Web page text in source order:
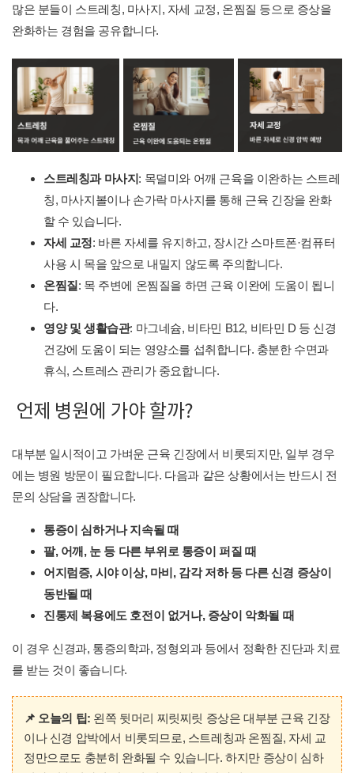
많은 분들이 스트레칭, 마사지, 자세 교정, 온찜질 등으로 증상을
완화하는 경험을 공유합니다.
스트레칭과 마사지: 목덜미와 어깨 근육을 이완하는 스트레
칭, 마사지볼이나 손가락 마사지를 통해 근육 긴장을 완화
할 수 있습니다.
자세 교정: 바른 자세를 유지하고, 장시간 스마트폰·컴퓨터
사용 시 목을 앞으로 내밀지 않도록 주의합니다.
온찜질: 목 주변에 온찜질을 하면 근육 이완에 도움이 됩니
다.
영양 및 생활습관: 마그네슘, 비타민 B12, 비타민 D 등 신경
건강에 도움이 되는 영양소를 섭취합니다. 충분한 수면과
휴식, 스트레스 관리가 중요합니다.
언제 병원에 가야 할까?
대부분 일시적이고 가벼운 근육 긴장에서 비롯되지만, 일부 경우
에는 병원 방문이 필요합니다. 다음과 같은 상황에서는 반드시 전
문의 상담을 권장합니다.
통증이 심하거나 지속될 때
팔, 어깨, 눈 등 다른 부위로 통증이 퍼질 때
어지럼증, 시야 이상, 마비, 감각 저하 등 다른 신경 증상이
동반될 때
진통제 복용에도 호전이 없거나, 증상이 악화될 때
이 경우 신경과, 통증의학과, 정형외과 등에서 정확한 진단과 치료
를 받는 것이 좋습니다.
📌 오늘의 팁: 왼쪽 뒷머리 찌릿찌릿 증상은 대부분 근육 긴장
이나 신경 압박에서 비롯되므로, 스트레칭과 온찜질, 자세 교
정만으로도 충분히 완화될 수 있습니다. 하지만 증상이 심하